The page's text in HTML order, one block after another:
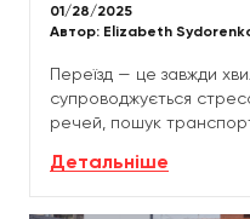
01/28/2025
Автор: Elizabeth
Переїзд — це завжди
супроводжується
речей, пошук
Детальніше